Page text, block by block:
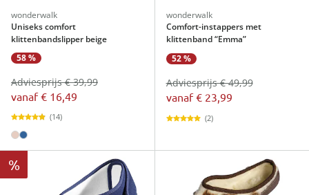
wonderwalk
Uniseks comfort
klittenbandslipper beige
58 %
vanaf€ 16,49
Adviesprijs € 39,99
(14)
wonderwalk
Comfort-instappers met
klittenband “Emma”
52 %
vanaf€ 23,99
Adviesprijs € 49,99
(2)
%